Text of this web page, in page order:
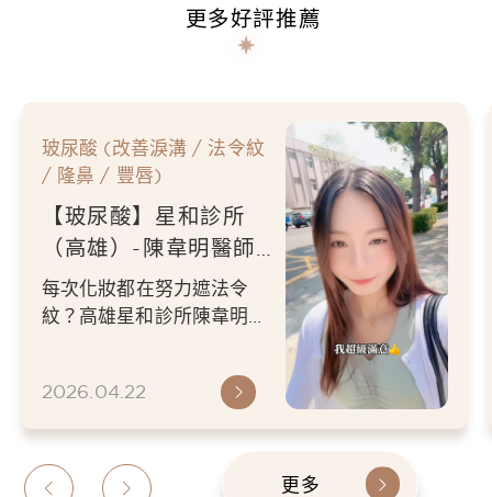
更多好評推薦
玻尿酸 (改善淚溝 / 法令紋
/ 隆鼻 / 豐唇)
【玻尿酸】星和診所
（高雄）-陳韋明醫師-
每次化妝的時候 只要
遮蓋法令紋的部分 整
每次化妝都在努力遮法令
紋？高雄星和診所陳韋明醫
體驗分享！對症下藥填補臉
部凹陷...
2026.04.22
更多